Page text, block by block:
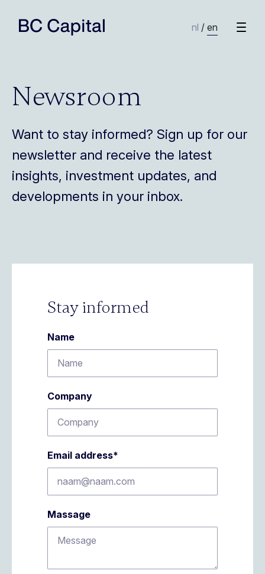
nl / en
Newsroom
Want to stay informed? Sign up for our
newsletter and receive the latest
insights, investment updates, and
developments in your inbox.
Stay informed
Name
Company
Email address*
Massage